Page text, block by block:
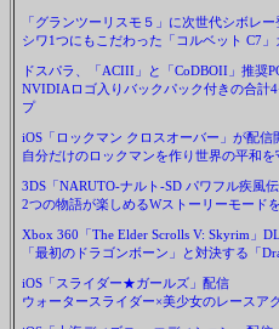
「グランツーリスモ５」に次世代シボレー
シワ1つにもこだわった「コルベット C7
ドスパラ、「ACIII」と「CoDBOII」推奨
NVIDIAロゴ入りバックパック付きの合計
プ
iOS「ロックマン クロスオーバー」が配信
自分だけのロックマンを作り世界の平和を
3DS「NARUTO-ナルト-SD パワフル疾風伝
2つの物語が楽しめるWストーリーモード
Xbox 360「The Elder Scrolls V: Skyrim」
「最初のドラゴンボーン」と対決する「
iOS「スライダー★ガールズ」配信
ウォータースライダー×美少女のレースア